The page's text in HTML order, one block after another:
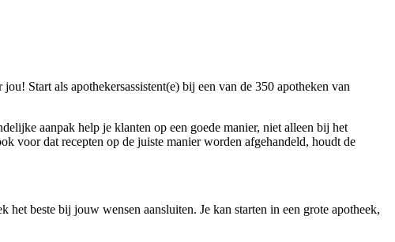
Start als apothekersassistent(e) bij een van de 350 apotheken van
aanpak help je klanten op een goede manier, niet alleen bij het
voor dat recepten op de juiste manier worden afgehandeld, houdt de
beste bij jouw wensen aansluiten. Je kan starten in een grote apotheek,